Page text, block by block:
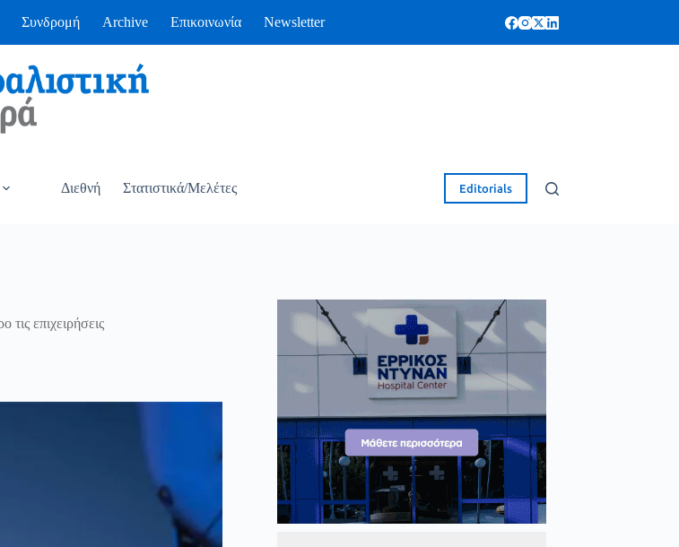
Συνδρομή Archive Επικοινωνία Newsletter
Διεθνή Στατιστικά/Μελέτες Editorials
επιχειρήσεις